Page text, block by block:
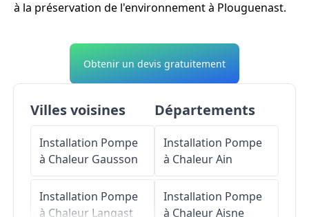
à la préservation de l'environnement à Plouguenast.
Obtenir un devis gratuitement
Villes voisines
Installation Pompe
à Chaleur Gausson
Installation Pompe
à Chaleur Langast
Départements
Installation Pompe
à ChaleurAin
Installation Pompe
à ChaleurAisne